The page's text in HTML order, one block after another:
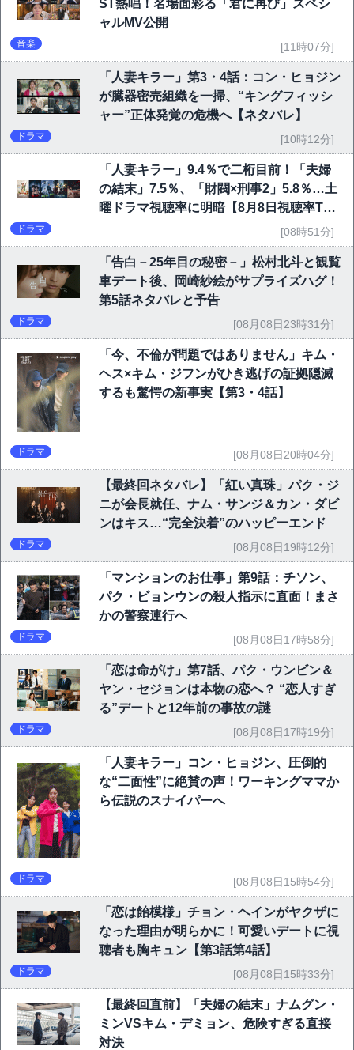
ST熱唱！名場面彩る「君に再び」スペシ
ャルMV公開
音楽 [11時07分]
「人妻キラー」第3・4話：コン・ヒョジン
が臓器密売組織を一掃、“キングフィッシ
ャー”正体発覚の危機へ【ネタバレ】
ドラマ [10時12分]
「人妻キラー」9.4％で二桁目前！「夫婦
の結末」7.5％、「財閥×刑事2」5.8％…土
曜ドラマ視聴率に明暗【8月8日視聴率TO
ドラマ [08時51分]
「告白－25年目の秘密－」松村北斗と観覧
車デート後、岡崎紗絵がサプライズハグ！
第5話ネタバレと予告
ドラマ [08月08日23時31分]
「今、不倫が問題ではありません」キム・
ヘス×キム・ジフンがひき逃げの証拠隠滅
するも驚愕の新事実【第3・4話】
ドラマ [08月08日20時04分]
【最終回ネタバレ】「紅い真珠」パク・ジ
ニが会長就任、ナム・サンジ＆カン・ダビ
ンはキス…“完全決着”のハッピーエンド
ドラマ [08月08日19時12分]
「マンションのお仕事」第9話：チソン、
パク・ビョンウンの殺人指示に直面！まさ
かの警察連行へ
ドラマ [08月08日17時58分]
「恋は命がけ」第7話、パク・ウンビン＆
ヤン・セジョンは本物の恋へ？ “恋人すぎ
る”デートと12年前の事故の謎
ドラマ [08月08日17時19分]
「人妻キラー」コン・ヒョジン、圧倒的
な“二面性”に絶賛の声！ワーキングママか
ら伝説のスナイパーへ
ドラマ [08月08日15時54分]
「恋は飴模様」チョン・ヘインがヤクザに
なった理由が明らかに！可愛いデートに視
聴者も胸キュン【第3話第4話】
ドラマ [08月08日15時33分]
【最終回直前】「夫婦の結末」ナムグン・
ミンVSキム・デミョン、危険すぎる直接
対決